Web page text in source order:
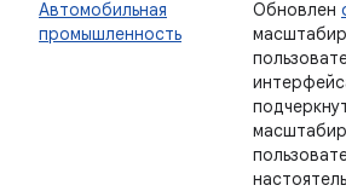
Автомобильная
промышленность
Обновлен